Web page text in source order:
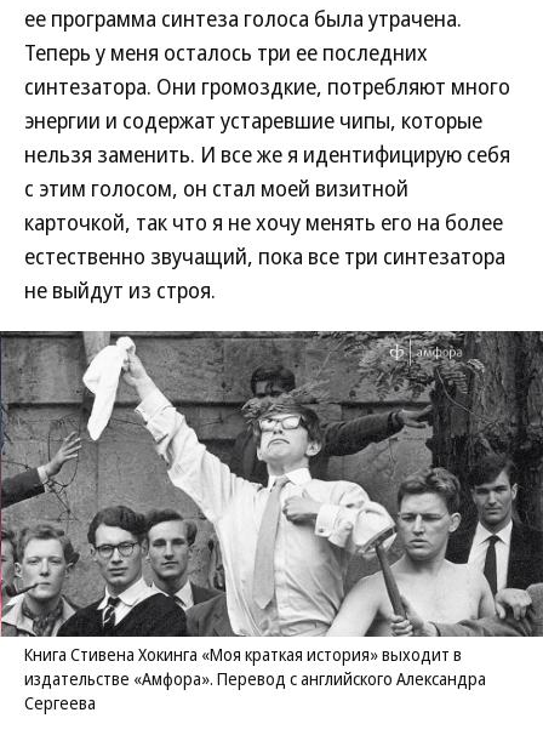
ее программа синтеза голоса была утрачена.
Теперь у меня осталось три ее последних
синтезатора. Они громоздкие, потребляют много
энергии и содержат устаревшие чипы, которые
нельзя заменить. И все же я идентифицирую себя
с этим голосом, он стал моей визитной
карточкой, так что я не хочу менять его на более
естественно звучащий, пока все три синтезатора
не выйдут из строя.
Книга Стивена Хокинга «Моя краткая история» выходит в
издательстве «Амфора». Перевод с английского Александра
Сергеева